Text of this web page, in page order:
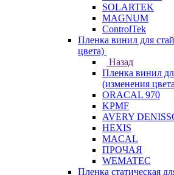
SOLARTEK
MAGNUM
ControlTek
Пленка винил для
цвета)
Назад
Пленка винил
(изменения
ORACAL 970
KPMF
AVERY
HEXIS
MACAL
ПРОЧАЯ
WEMATEC
Пленка статическая